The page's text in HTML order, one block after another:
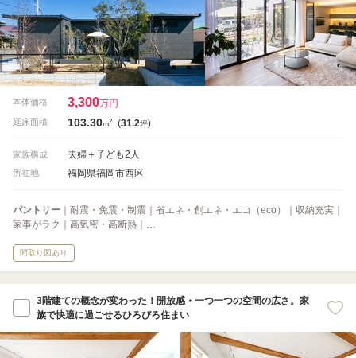
本体価格 3,300万円
延床面積 103.30m2 (31.2坪)
家族構成 夫婦＋子ども2人
所在地 福岡県福岡市西区
パントリー ｜耐震・免震・制震｜省エネ・創エネ・エコ（eco）｜収納充実｜
家事がラク｜高気密・高断熱｜…
間取り図あり
3階建ての概念が変わった！開放感・一つ一つの空間の広さ。家
族で快適に過ごせるひろびろ住まい